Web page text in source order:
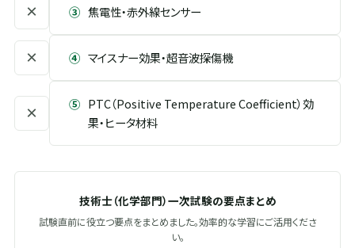
× ③ 焦電性・赤外線センサー
× ④ マイスナー効果・超音波探傷機
× ⑤ PTC（Positive Temperature Coefficient）効
果・ヒータ材料
技術士（化学部門）一次試験の要点まとめ
試験直前に役立つ要点をまとめました。効率的な学習にご活用くださ
い。